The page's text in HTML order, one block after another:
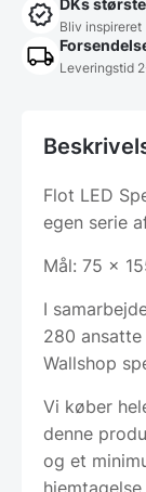
DKs
Bliv inspireret
Leveringstid
Flot LED
egen serie
Mål: 75 x
I
280
Wallshop
Vi køber
denne
og et